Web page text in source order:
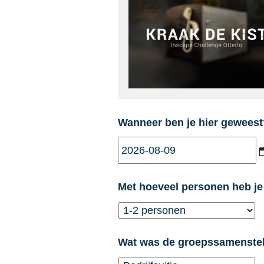
Wanneer ben je hier
Met hoeveel personen heb
Wat was de